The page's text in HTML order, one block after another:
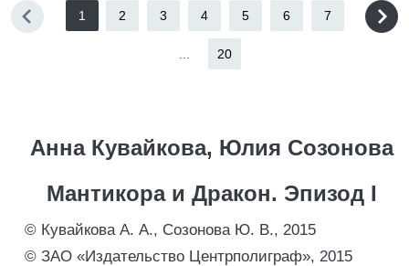
1 2 3 4 5 6 7
20
Анна Кувайкова, Юлия Созонова
Мантикора и Дракон. Эпизод I
© Кувайкова А. А., Созонова Ю. В., 2015
© ЗАО «Издательство Центрполиграф», 2015